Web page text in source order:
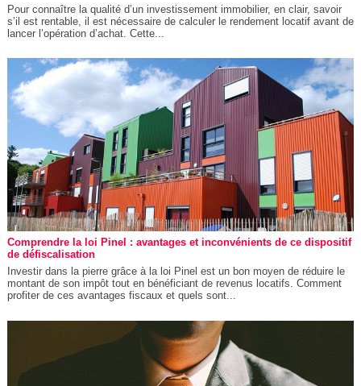
Pour connaître la qualité d’un investissement immobilier, en clair, savoir
s’il est rentable, il est nécessaire de calculer le rendement locatif avant de
lancer l’opération d’achat. Cette...
Comprendre la loi Pinel : avantages et inconvénients de ce dispositif
de défiscalisation
Investir dans la pierre grâce à la loi Pinel est un bon moyen de réduire le
montant de son impôt tout en bénéficiant de revenus locatifs. Comment
profiter de ces avantages fiscaux et quels sont...